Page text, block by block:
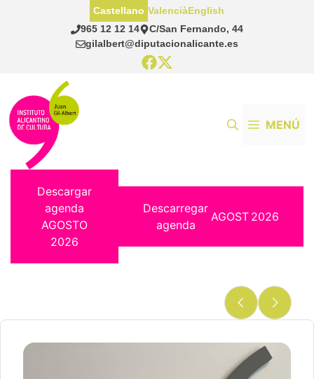
965 12 12 14
C/San Fernando, 44
gilalbert@diputacionalicante.es
Castellano ValenciàEnglish
MENÚ
Descargar
agenda
AGOSTO
2026
Descarregar
agenda
AGOST 2026